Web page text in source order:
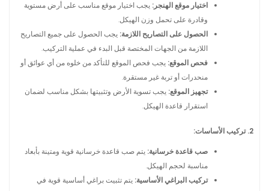
اختيار موقع الهنجر: يجب اختيار موقع مناسب على أرض مستوية
وقادرة على تحمل وزن الهيكل.
الحصول على التصاريح اللازمة: يجب الحصول على جميع التصاريح
اللازمة من الجهات المختصة قبل البدء في عملية التركيب.
فحص الموقع: يجب فحص الموقع للتأكد من خلوه من أي عوائق أو
منحدرات أو تربة غير مستقرة.
تجهيز الموقع: يجب تسوية الأرض وتثبيتها بشكل مناسب لضمان
استقرار قاعدة الهيكل.
2. تركيب الأساسات:
صب قاعدة خرسانية: يتم صب قاعدة خرسانية قوية ومتينة بأبعاد
مناسبة لحجم الهيكل.
تركيب البراغي الأساسية: يتم تثبيت براغي أساسية قوية في